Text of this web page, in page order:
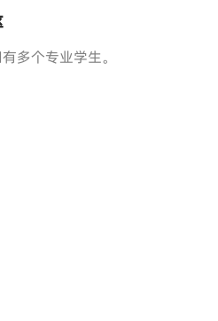
多个专业学生。